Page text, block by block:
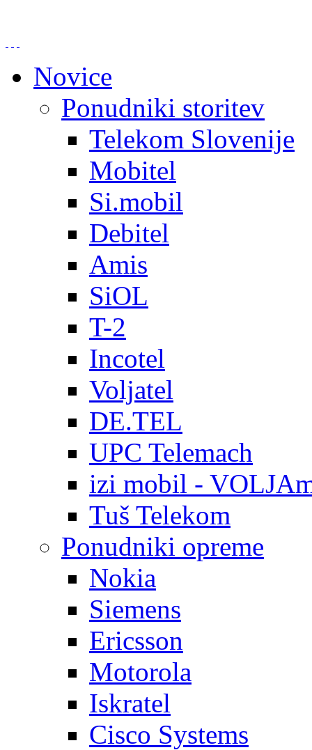
Novice
Ponudniki storitev
Telekom Slovenije
Mobitel
Si.mobil
Debitel
Amis
SiOL
T-2
Incotel
Voljatel
DE.TEL
UPC Telemach
izi mobil -
Tuš Telekom
Ponudniki opreme
Nokia
Siemens
Ericsson
Motorola
Iskratel
Cisco Systems